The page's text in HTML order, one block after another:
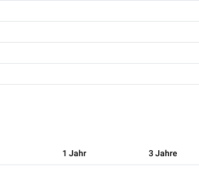
1 Jahr 3 Jahre